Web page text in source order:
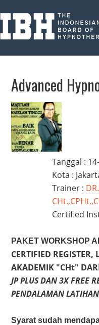
Advanced
Tanggal :
Kota :
Trainer :
Certified
PAKET WORKSHOP
CERTIFIED
AKADEMIK "CHt"
JP PLUS DAN 3X FREE
PENDALAMAN
Syarat sudah